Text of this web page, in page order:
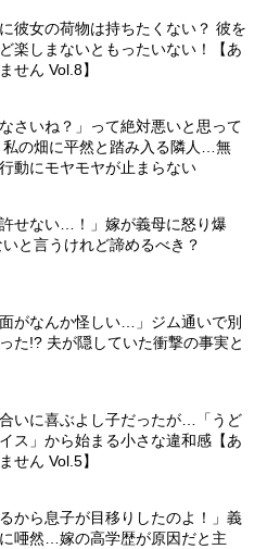
彼女の荷物は持ちたくない？ 彼を
楽しまないともったいない！【あ
せん Vol.8】
さいね？」って絶対悪いと思って
の畑に平然と踏み入る隣人…無
動にモヤモヤが止まらない
許せない…！」嫁が義母に怒り爆
と言うけれど諦めるべき？
面がなんか怪しい…」ジム通いで別
た!? 夫が隠していた衝撃の事実と
いに喜ぶよし子だったが…「うど
ス」から始まる小さな違和感【あ
せん Vol.5】
から息子が目移りしたのよ！」義
唖然…嫁の高学歴が原因だと主